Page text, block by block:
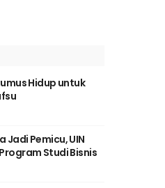
Hidup untuk
Jadi Pemicu, UIN
Studi Bisnis